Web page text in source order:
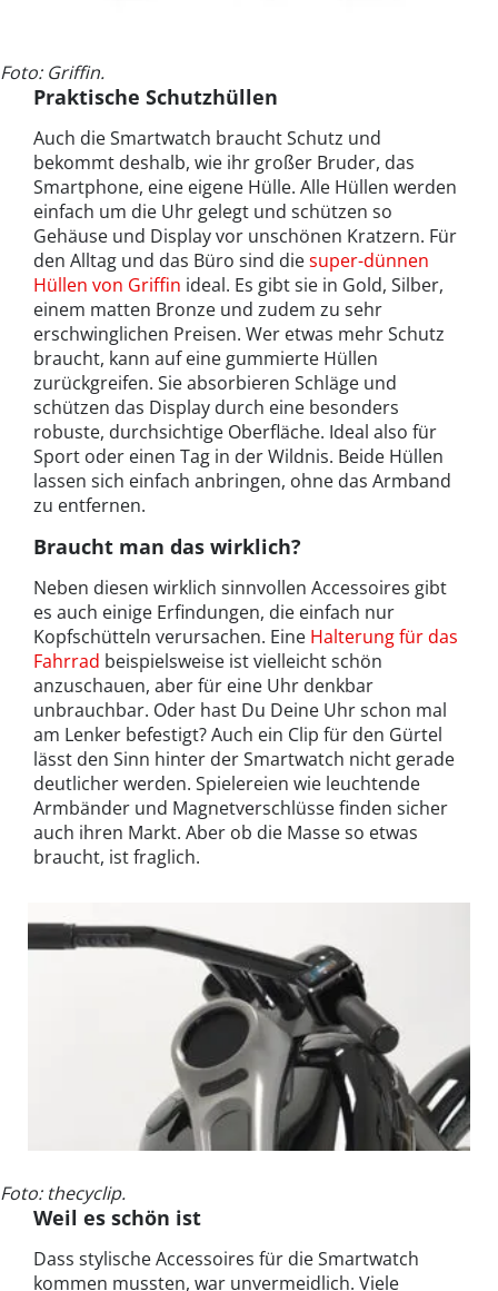
Foto: Griffin.
Praktische Schutzhüllen
Auch die Smartwatch braucht Schutz und
bekommt deshalb, wie ihr großer Bruder, das
Smartphone, eine eigene Hülle. Alle Hüllen werden
einfach um die Uhr gelegt und schützen so
Gehäuse und Display vor unschönen Kratzern. Für
den Alltag und das Büro sind diesuper-dünnen
Hüllen von Griffin ideal. Es gibt sie in Gold, Silber,
einem matten Bronze und zudem zu sehr
erschwinglichen Preisen. Wer etwas mehr Schutz
braucht, kann auf eine gummierte Hüllen
zurückgreifen. Sie absorbieren Schläge und
schützen das Display durch eine besonders
robuste, durchsichtige Oberfläche. Ideal also für
Sport oder einen Tag in der Wildnis. Beide Hüllen
lassen sich einfach anbringen, ohne das Armband
zu entfernen.
Braucht man das wirklich?
Neben diesen wirklich sinnvollen Accessoires gibt
es auch einige Erfindungen, die einfach nur
Kopfschütteln verursachen. Eine Halterung für das
Fahrrad beispielsweise ist vielleicht schön
anzuschauen, aber für eine Uhr denkbar
unbrauchbar. Oder hast Du Deine Uhr schon mal
am Lenker befestigt? Auch ein Clip für den Gürtel
lässt den Sinn hinter der Smartwatch nicht gerade
deutlicher werden. Spielereien wie leuchtende
Armbänder und Magnetverschlüsse finden sicher
auch ihren Markt. Aber ob die Masse so etwas
braucht, ist fraglich.
Foto: thecyclip.
Weil es schön ist
Dass stylische Accessoires für die Smartwatch
kommen mussten, war unvermeidlich. Viele